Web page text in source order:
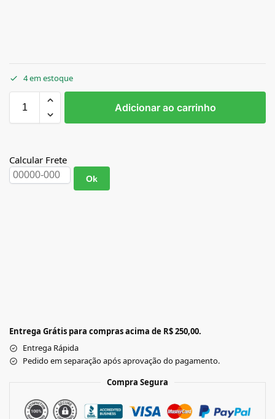
4 em estoque
Adicionar ao carrinho
Calcular Frete
Ok
Entrega Grátis para compras acima de R$ 250,00.
Entrega Rápida
Pedido em separação após aprovação do pagamento.
Compra Segura